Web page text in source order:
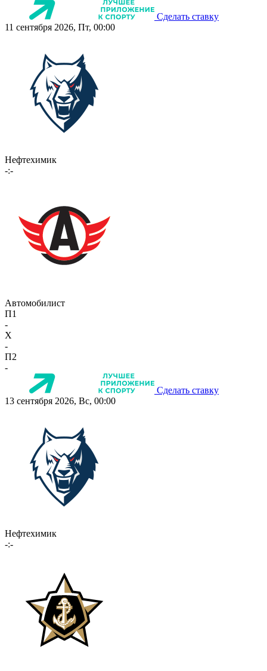
Сделать ставку
11 сентября 2026, Пт, 00:00
Нефтехимик
-:-
Автомобилист
П1
-
X
-
П2
-
Сделать ставку
13 сентября 2026, Вс, 00:00
Нефтехимик
-:-